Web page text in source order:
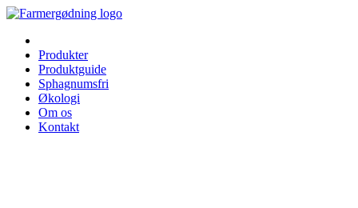
Videre
indhold
Produkter
Produktguide
Sphagnumsfri
Økologi
Om os
Kontakt